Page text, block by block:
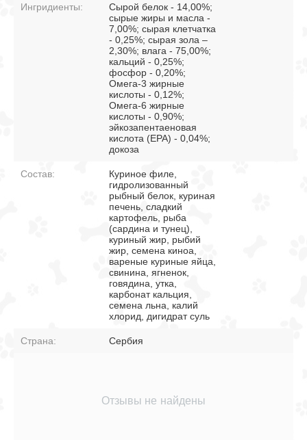
Ингридиенты:
Сырой белок - 14,00%;
сырые жиры и масла -
7,00%; сырая клетчатка
- 0,25%; сырая зола –
2,30%; влага - 75,00%;
кальций - 0,25%;
фосфор - 0,20%;
Омега-3 жирные
кислоты - 0,12%;
Омега-6 жирные
кислоты - 0,90%;
эйкозапентаеновая
кислота (EPA) - 0,04%;
докоза
Состав:
Куриное филе,
гидролизованный
рыбный белок, куриная
печень, сладкий
картофель, рыба
(сардина и тунец),
куриный жир, рыбий
жир, семена киноа,
вареные куриные яйца,
свинина, ягненок,
говядина, утка,
карбонат кальция,
семена льна, калий
хлорид, дигидрат суль
Страна: Сербия
Отзывы не найдены